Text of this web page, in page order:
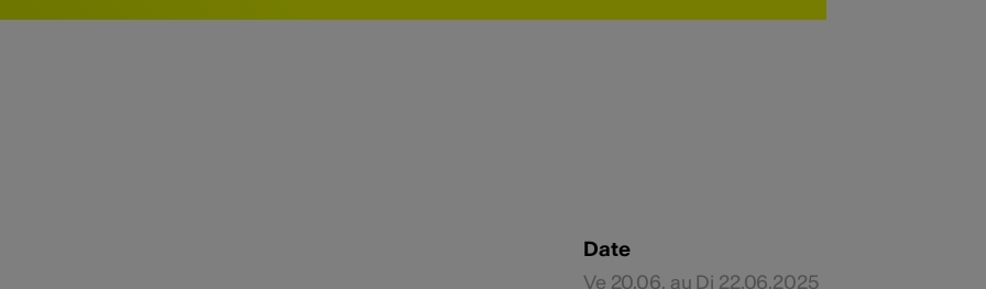
Date
Ve 20.06. au Di 22.06.2025